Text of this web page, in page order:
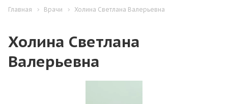
Главная Врачи Холина Светлана Валерьевна
Холина Светлана
Валерьевна